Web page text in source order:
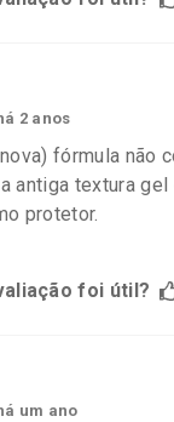
2 anos
fórmula não
antiga textura gel
protetor.
foi útil?
um ano